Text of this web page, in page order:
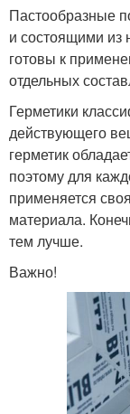
Пастообразные
и состоящими из
готовы к
отдельных
Герметики
действующего
герметик
поэтому для
применяется
материала.
тем лучше.
Важно!